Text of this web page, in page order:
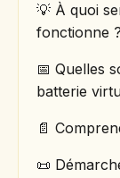
💡 À quoi
fonctionne ?
📅 Quelles
batterie
📄
📜